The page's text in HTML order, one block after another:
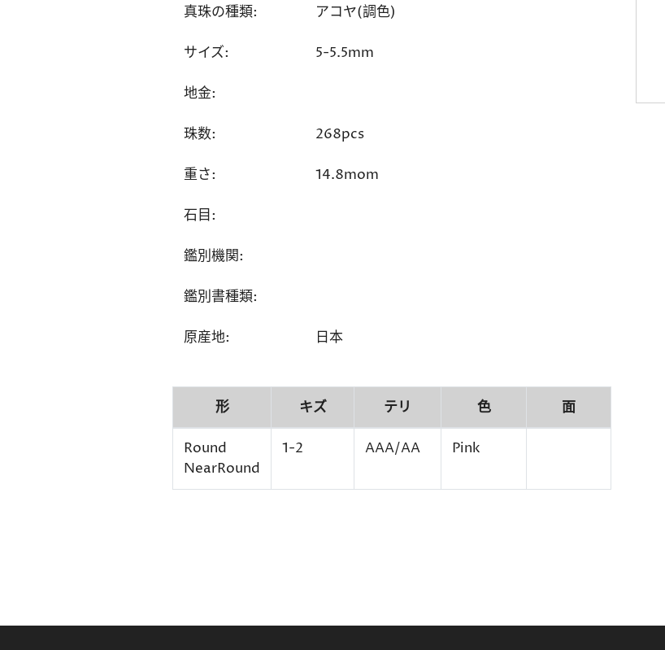
真珠の種類: アコヤ(調色)
サイズ: 5-5.5mm
地金:
珠数: 268pcs
重さ: 14.8mom
石目:
鑑別機関:
鑑別書種類:
原産地: 日本
形 キズ テリ 色 面
Round
NearRound
1-2 AAA/AA Pink